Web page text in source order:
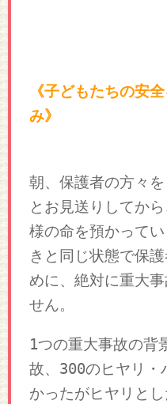
《子どもたちの安
み》
朝、保護者の方々を
とお見送りしてか
様の命を預かってい
きと同じ状態で保
めに、絶対に重大
せん。
1つの重大事故の背
故、300のヒヤリ・
かったがヒヤリとし